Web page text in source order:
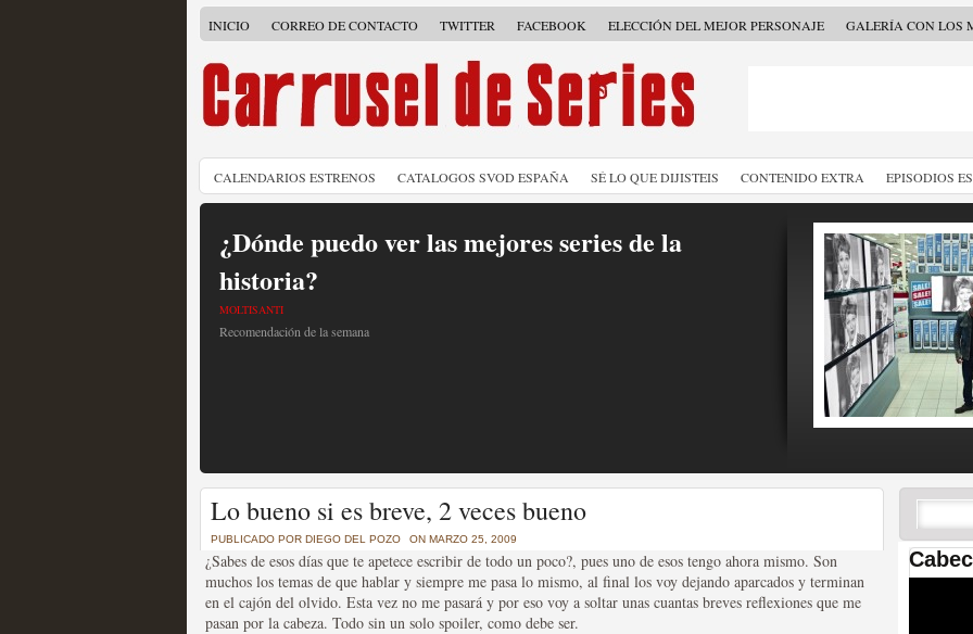
INICIO CORREO DE CONTACTO TWITTER FACEBOOK ELECCIÓN DEL MEJOR PERSONAJE GALERÍA CON LOS
CALENDARIOS ESTRENOS CATALOGOS SVOD ESPAÑA SÉ LO QUE DIJISTEIS CONTENIDO EXTRA EPISODIOS
¿Dónde puedo ver las mejores series de la
historia?
MOLTISANTI
Recomendación de la semana
Un recorrido por todas las temporadas de Game
of Thrones a través de sus mejores tráilers
MOLTISANTI
Recomendación de la semana
Lo bueno si es breve, 2 veces bueno
PUBLICADO POR DIEGO DEL POZO ON MARZO 25, 2009
¿Sabes de esos días que te apetece escribir de todo un poco?, pues uno de esos tengo ahora mismo. Son
muchos los temas de que hablar y siempre me pasa lo mismo, al final los voy dejando aparcados y terminan
en el cajón del olvido. Esta vez no me pasará y por eso voy a soltar unas cuantas breves reflexiones que me
pasan por la cabeza. Todo sin un solo spoiler, como debe ser.